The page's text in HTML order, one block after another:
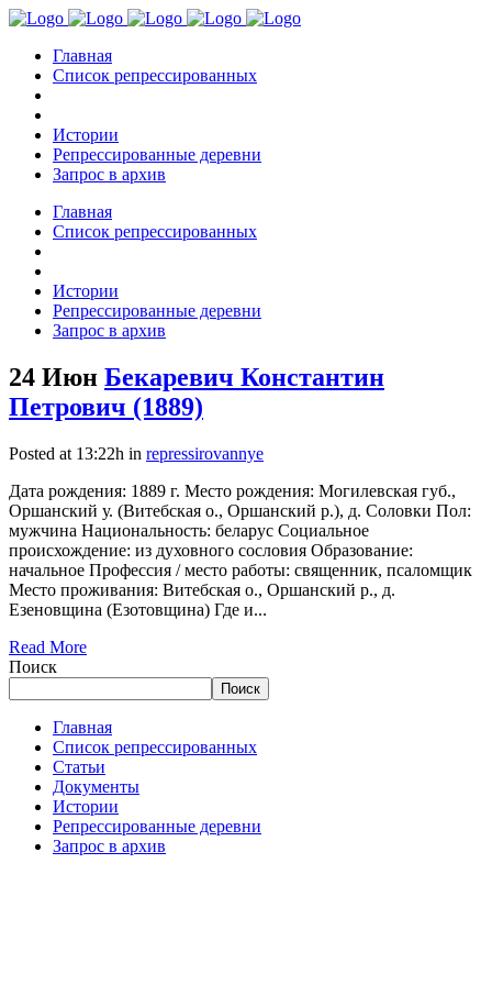
Главная
Список репрессированных
Истории
Репрессированные деревни
Запрос в архив
Главная
Список репрессированных
Истории
Репрессированные деревни
Запрос в архив
24 Июн Бекаревич Константин
Петрович (1889)
Posted at 13:22h in repressirovannye
Дата рождения: 1889 г. Место рождения: Могилевская губ.,
Оршанский у. (Витебская о., Оршанский р.), д. Соловки Пол:
мужчина Национальность: беларус Социальное
происхождение: из духовного сословия Образование:
начальное Профессия / место работы: священник, псаломщик
Место проживания: Витебская о., Оршанский р., д.
Езеновщина (Езотовщина) Где и...
Read More
Поиск
Поиск
Главная
Список репрессированных
Статьи
Документы
Истории
Репрессированные деревни
Запрос в архив